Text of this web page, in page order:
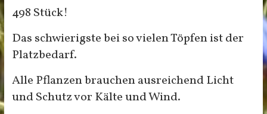
498 Stück!
Das schwierigste bei so vielen Töpfen ist der
Platzbedarf.
Alle Pflanzen brauchen ausreichend Licht
und Schutz vor Kälte und Wind.